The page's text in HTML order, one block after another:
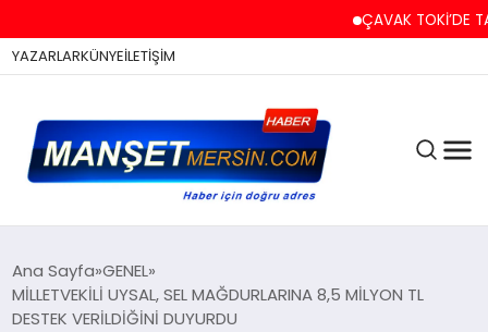
ÇAVAK TOKİ’DE TAPU
YAZARLARKÜNYEİLETİŞİM
ASAYİŞ
Ana Sayfa GENEL
MİLLETVEKİLİ UYSAL, SEL MAĞDURLARINA 8,5 MİLYON TL
DESTEK VERİLDİĞİNİ DUYURDU